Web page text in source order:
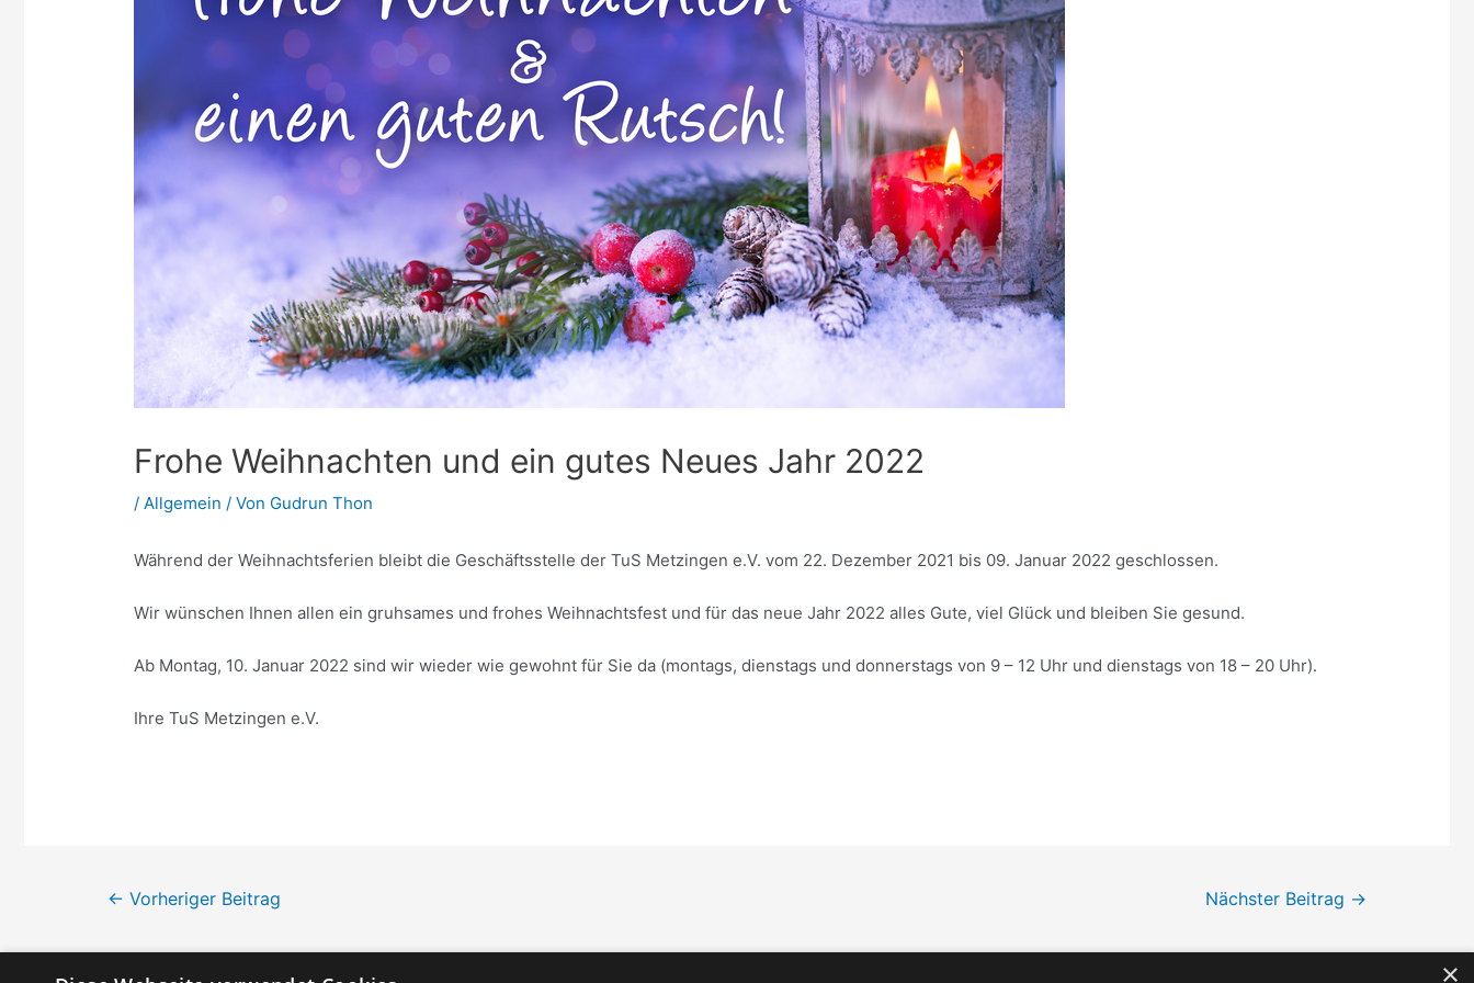
Frohe Weihnachten und ein gutes Neues Jahr 2022
/Allgemein / Von Gudrun Thon
Während der Weihnachtsferien bleibt die Geschäftsstelle der TuS Metzingen e.V. vom 22. Dezember 2021 bis 09. Januar 2022 geschlossen.
Wir wünschen Ihnen allen ein gruhsames und frohes Weihnachtsfest und für das neue Jahr 2022 alles Gute, viel Glück und bleiben Sie gesund.
Ab Montag, 10. Januar 2022 sind wir wieder wie gewohnt für Sie da (montags, dienstags und donnerstags von 9 – 12 Uhr und dienstags von 18 – 20 Uhr).
Ihre TuS Metzingen e.V.
Beitragsnavigation
← Vorheriger Beitrag Nächster Beitrag →
×